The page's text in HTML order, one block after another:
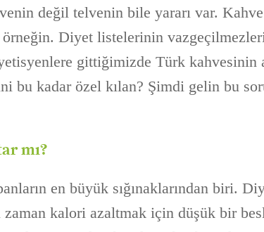
değil telvenin bile yararı var.
örneğin. Diyet listelerinin
gittiğimizde Türk kahvesinin
bu kadar özel kılan? Şimdi gelin bu
mı?
en büyük sığınaklarından biri.
kalori azaltmak için düşük bir